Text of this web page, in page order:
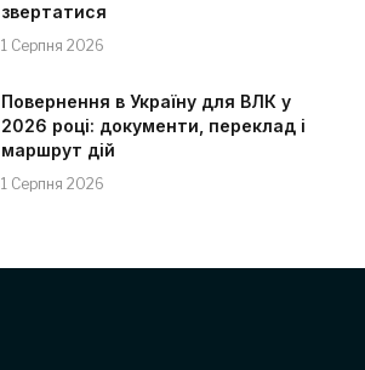
звертатися
1 Серпня 2026
Повернення в Україну для ВЛК у
2026 році: документи, переклад і
маршрут дій
1 Серпня 2026